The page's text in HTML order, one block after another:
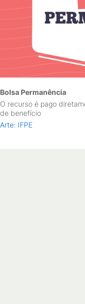
Bolsa Permanência
O recurso é pago
de benefício
Arte: IFPE